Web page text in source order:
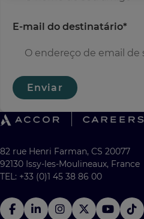
E-mail do destinatário*
Enviar
82 rue Henri Farman, CS 20077
92130 Issy-les-Moulineaux, France
TEL: +33 (0)1 45 38 86 00